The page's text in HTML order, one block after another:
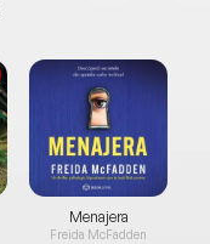
Menajera
Freida McFadden